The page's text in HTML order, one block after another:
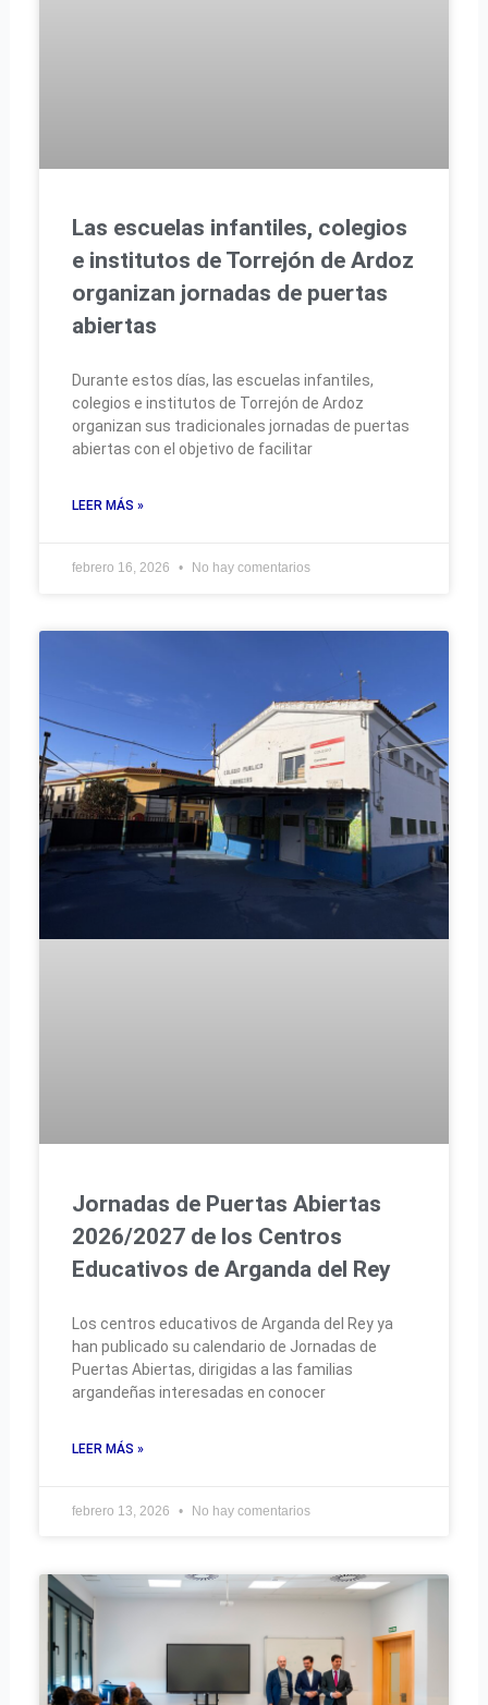
Las escuelas infantiles, colegios
e institutos de Torrejón de Ardoz
organizan jornadas de puertas
abiertas
Durante estos días, las escuelas infantiles,
colegios e institutos de Torrejón de Ardoz
organizan sus tradicionales jornadas de puertas
abiertas con el objetivo de facilitar
LEER MÁS »
febrero 16, 2026 No hay comentarios
Jornadas de Puertas Abiertas
2026/2027 de los Centros
Educativos de Arganda del Rey
Los centros educativos de Arganda del Rey ya
han publicado su calendario de Jornadas de
Puertas Abiertas, dirigidas a las familias
argandeñas interesadas en conocer
LEER MÁS »
febrero 13, 2026 No hay comentarios